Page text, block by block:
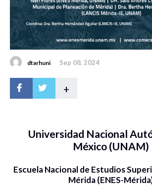
dtarhuni Sep 08, 2024
+
Universidad Nacional
México (UNAM)
Escuela Nacional de Estudios
Mérida (ENES-